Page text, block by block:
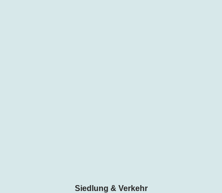
Siedlung & Verkehr